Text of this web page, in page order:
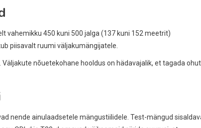
vahemikku 450 kuni 500 jalga (137 kuni 152 meetrit)
piisavalt ruumi väljakumängijatele.
nõuetekohane hooldus on hädavajalik, et tagada
nende ainulaadsetele mängustiilidele. Test-mängud